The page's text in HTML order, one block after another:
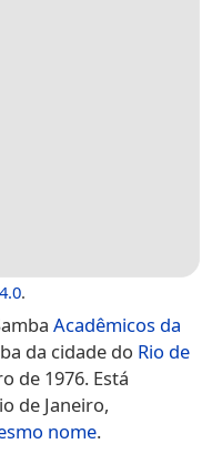
.
Acadêmicos da
da cidade do Rio de
de 1976. Está
de Janeiro,
nome.